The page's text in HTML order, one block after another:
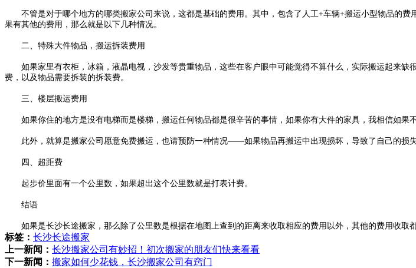
不管是对于哪个地方的哪类搬家公司来说，这都是基础的费用。其中，包含了人工+车辆+搬运小型物品的费
果有其他的费用，那么就是以下几种情况。
二、特殊大件物品，搬运拆装费用
如果家里有衣柜，冰箱，液晶电视，沙发等贵重物品，这些在客户眼中可能觉得不算什么，实际搬运起来缺
费，以及物品需要拆装的拆装费。
三、楼层搬运费用
如果你住的地方是没有电梯而是楼梯，搬运任何物品都是很辛苦的事情，如果你有大件的家具，我相信如果
此外，就算是搬家公司愿意免费搬运，也请预防一种情况——如果物品再搬运中出现损坏，导致了自己的损失
四、超距费
起步价里面有一个公里数，如果超出这个公里数就是打表计费。
结语
如果是长沙长途搬家，那么除了公里数是根据在地图上查到的距离来收取相应的费用以外，其他的费用收取
标签： 长沙长途搬家
上一新闻： 长沙搬家公司有妙招！初次搬家的朋友们快来看看
下一新闻： 搬家如何少花钱，长沙搬家公司有窍门